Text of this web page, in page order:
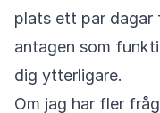
plats ett par dagar
antagen som
dig ytterligare.
Om jag har fler